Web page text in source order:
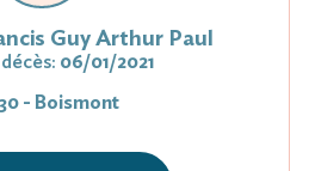
Guy Arthur Paul
06/01/2021
- Boismont